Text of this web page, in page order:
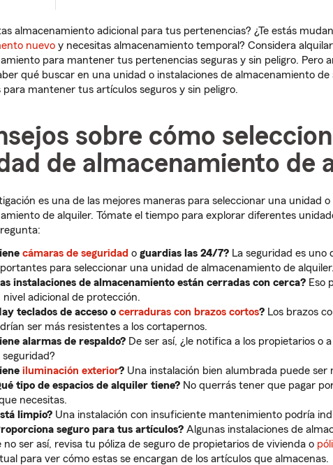
almacenamiento adicional para tus pertenencias? ¿Te estás
nuevo y necesitas almacenamiento temporal? Considera
para mantener tus pertenencias seguras y sin peligro. Pero
qué buscar en una unidad o instalaciones de almacenamiento de
para mantener tus artículos seguros y sin peligro.
sobre cómo
de almacenamiento de
es una de las mejores maneras para seleccionar una unidad
de alquiler. Tómate el tiempo para explorar diferentes
cámaras de seguridad o guardias las 24/7? La seguridad es uno
para seleccionar una unidad de almacenamiento de alquiler.
instalaciones de almacenamiento están cerradas con cerca? Eso
nivel adicional de protección.
teclados de acceso o cerraduras con brazos cortos? Los brazos
ser más resistentes a los cortapernos.
alarmas de respaldo? De ser así, ¿le notifica a los propietarios o
seguridad?
iluminación exterior? Una instalación bien alumbrada puede ser
tipo de espacios de alquiler tiene? No querrás tener que pagar
necesitas.
limpio? Una instalación con insuficiente mantenimiento podría
seguro para tus artículos? Algunas instalaciones de
no ser así, revisa tu póliza de seguro de propietarios de vivienda o
para ver cómo estas se encargan de los artículos que almacenas.